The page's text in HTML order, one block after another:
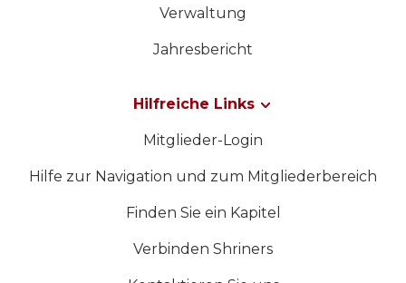
Verwaltung
Jahresbericht
Hilfreiche Links
Mitglieder-Login
Hilfe zur Navigation und zum Mitgliederbereich
Finden Sie ein Kapitel
Verbinden Shriners